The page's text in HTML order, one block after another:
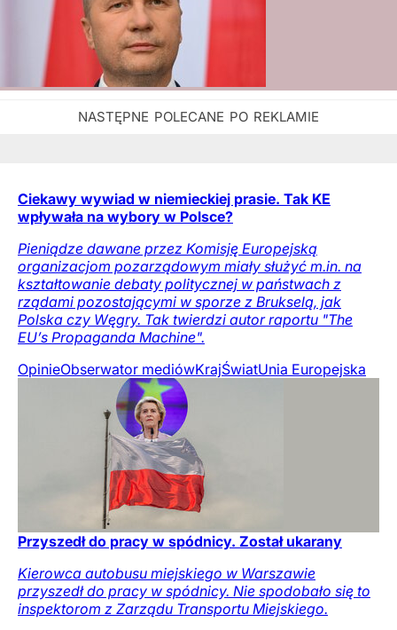
Ciekawy wywiad w niemieckiej prasie. Tak KE
wpływała na wybory w Polsce?
Pieniądze dawane przez Komisję Europejską
organizacjom pozarządowym miały służyć m.in. na
kształtowanie debaty politycznej w państwach z
rządami pozostającymi w sporze z Brukselą, jak
Polska czy Węgry. Tak twierdzi autor raportu "The
EU’s Propaganda Machine".
OpinieObserwator mediówKrajŚwiatUnia Europejska
Przyszedł do pracy w spódnicy. Został ukarany
Kierowca autobusu miejskiego w Warszawie
przyszedł do pracy w spódnicy. Nie spodobało się to
inspektorom z Zarządu Transportu Miejskiego.